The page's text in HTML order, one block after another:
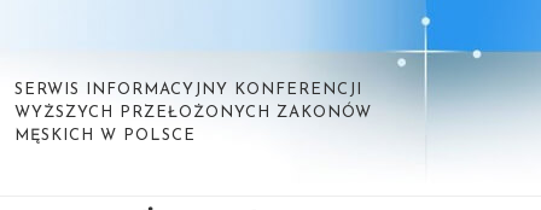
SERWIS INFORMACYJNY KONFERENCJI
WYŻSZYCH PRZEŁOŻONYCH ZAKONÓW
MĘSKICH W POLSCE